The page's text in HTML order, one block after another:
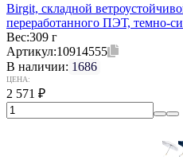
Birgit, складной
переработанного ПЭТ, темно-
Вес:309 г
Артикул:10914555
В наличии: 1686
ЦЕНА:
2 571 ₽